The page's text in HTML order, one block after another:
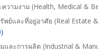
วามงาม (Health, Medical &
พย์และที่อยู่อาศัย (Real Estate
และการผลิต (Industrial &